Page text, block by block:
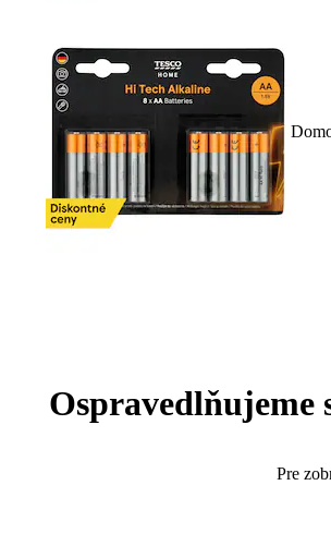
Ospravedlňujeme
Pre